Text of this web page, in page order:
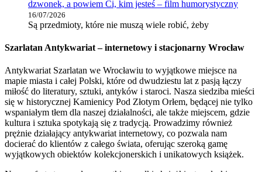
dzwonek, a powiem Ci, kim jesteś – film humorystyczny
16/07/2026
Są przedmioty, które nie muszą wiele robić, żeby
Szarlatan Antykwariat – internetowy i stacjonarny Wrocław
Antykwariat Szarlatan we Wrocławiu to wyjątkowe miejsce na
mapie miasta i całej Polski, które od dwudziestu lat z pasją łączy
miłość do literatury, sztuki, antyków i staroci. Nasza siedziba mieści
się w historycznej Kamienicy Pod Złotym Orłem, będącej nie tylko
wspaniałym tłem dla naszej działalności, ale także miejscem, gdzie
kultura i sztuka spotykają się z tradycją. Prowadzimy również
prężnie działający antykwariat internetowy, co pozwala nam
docierać do klientów z całego świata, oferując szeroką gamę
wyjątkowych obiektów kolekcjonerskich i unikatowych książek.